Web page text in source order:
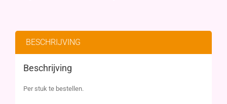
BESCHRIJVING
Beschrijving
Per stuk te bestellen.